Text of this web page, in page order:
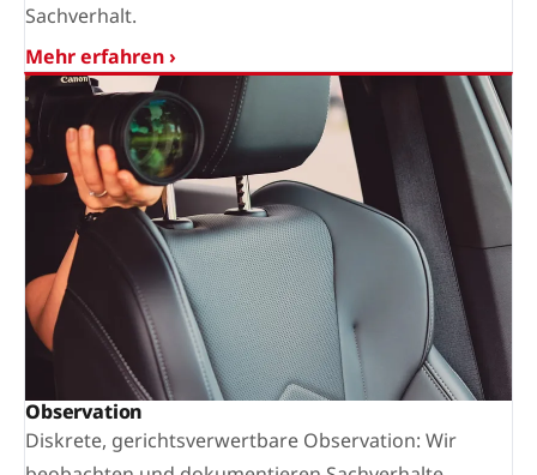
Sachverhalt.
Mehr erfahren ›
Observation
Diskrete, gerichtsverwertbare Observation: Wir